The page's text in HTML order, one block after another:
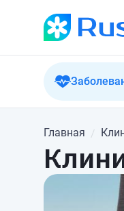
Главная